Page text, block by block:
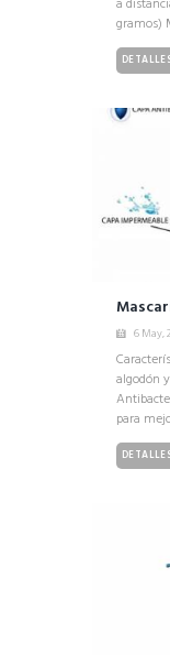
a
gramos)
6 May,
algodón
para